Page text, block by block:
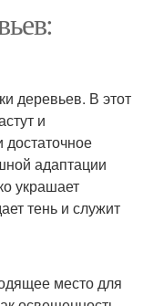
деревьев. В этот
и
адаптации
украшает
тень и служит
место для